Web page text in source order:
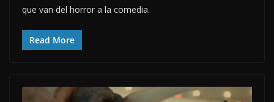
que van del horror a la comedia.
Read More